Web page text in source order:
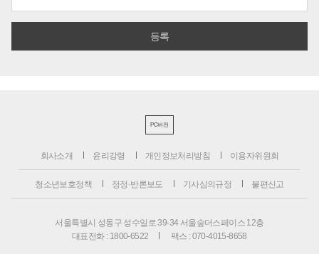
PC버전
회사소개 윤리강령 개인정보처리방침 이용자위원회
청소년보호정책 정정·반론보도 기사심의규정 불편신고
서울특별시 성동구 성수일로 39-34 서울숲더스페이스 12층
대표전화 : 1800-6522
팩스 : 070-4015-8658